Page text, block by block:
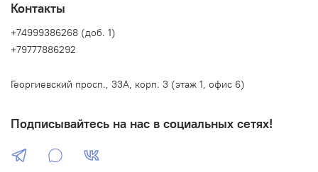
Контакты
+74999386268 (доб. 1)
+79777886292
Георгиевский просп., 33А, корп. 3 (этаж 1, офис 6)
Подписывайтесь на нас в социальных сетях!